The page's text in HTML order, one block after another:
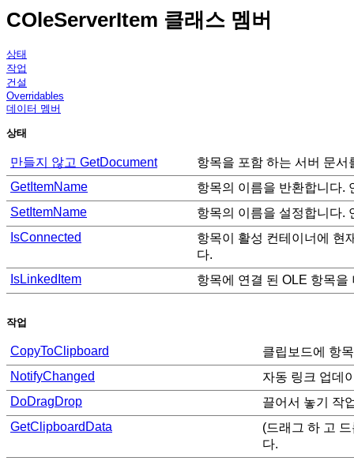
COleServerItem 클래스 멤버
상태
작업
건설
Overridables
데이터 멤버
상태
만들지 않고 GetDocument
항목을 포함 하는 서버 문서
GetItemName
항목의 이름을 반환합니다.
SetItemName
항목의 이름을 설정합니다.
IsConnected
항목이 활성 컨테이너에 현
다.
IsLinkedItem
항목에 연결 된 OLE 항목
작업
CopyToClipboard
클립보드에 항
NotifyChanged
자동 링크 업데
DoDragDrop
끌어서 놓기 작
GetClipboardData
(드래그 하 고
다.